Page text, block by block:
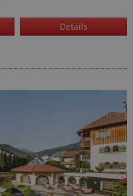
Details